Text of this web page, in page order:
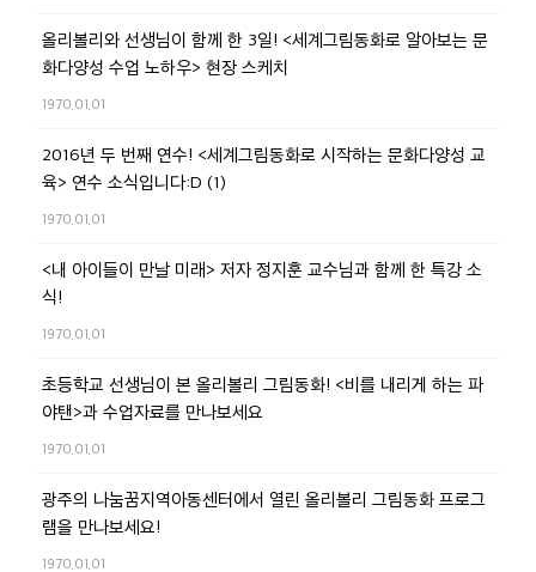
올리볼리와 선생님이 함께 한 3일! <세계그림동화로 알아보는 문
화다양성 수업 노하우> 현장 스케치
1970.01.01
2016년 두 번째 연수! <세계그림동화로 시작하는 문화다양성 교
육> 연수 소식입니다:D (1)
1970.01.01
<내 아이들이 만날 미래> 저자 정지훈 교수님과 함께 한 특강 소
식!
1970.01.01
초등학교 선생님이 본 올리볼리 그림동화! <비를 내리게 하는 파
야탠>과 수업자료를 만나보세요
1970.01.01
광주의 나눔꿈지역아동센터에서 열린 올리볼리 그림동화 프로그
램을 만나보세요!
1970.01.01